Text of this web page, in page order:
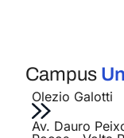
Campus
Olezio Galotti
Av. Dauro